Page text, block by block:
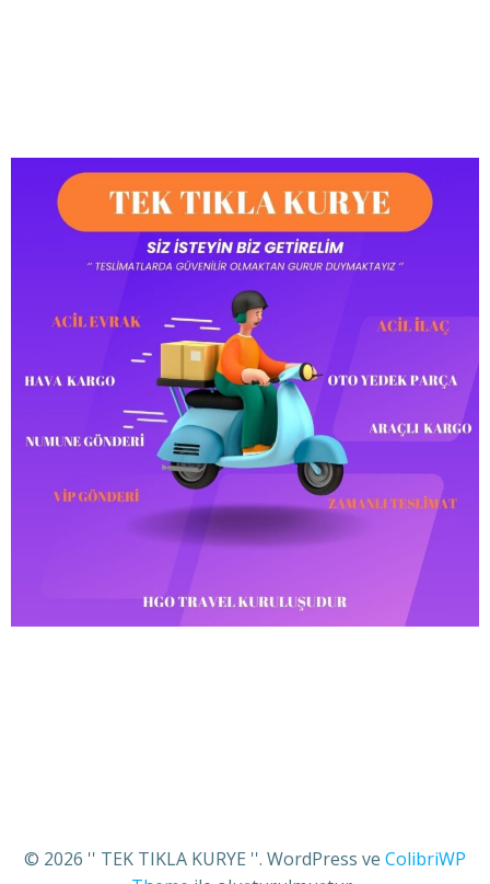
© 2026 '' TEK TIKLA KURYE ''. WordPress ve ColibriWP